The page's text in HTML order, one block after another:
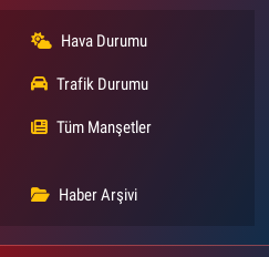
Hava Durumu
Trafik Durumu
Tüm Manşetler
Haber Arşivi